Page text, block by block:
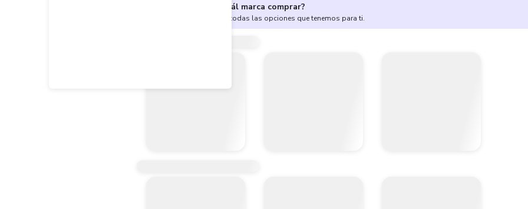
¿No sabes cuál marca comprar?
Encuentra aquí todas las opciones que tenemos para ti.